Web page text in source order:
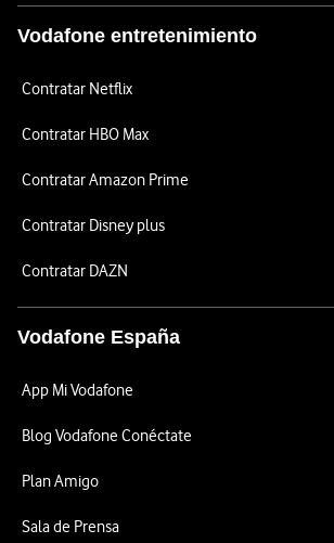
Vodafone entretenimiento
Contratar Netflix
Contratar HBO Max
Contratar Amazon Prime
Contratar Disney plus
Contratar DAZN
Vodafone España
App Mi Vodafone
Blog Vodafone Conéctate
Plan Amigo
Sala de Prensa